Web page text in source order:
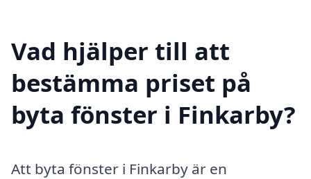
Vad hjälper till att
bestämma priset på
byta fönster i Finkarby?
Att byta fönster i Finkarby är en